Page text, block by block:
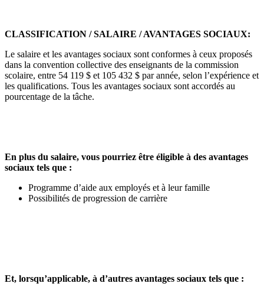
CLASSIFICATION / SALAIRE / AVANTAGES SOCIAUX:
Le salaire et les avantages sociaux sont conformes à ceux proposés
dans la convention collective des enseignants de la commission
scolaire, entre 54 119 $ et 105 432 $ par année, selon l’expérience et
les qualifications. Tous les avantages sociaux sont accordés au
pourcentage de la tâche.
En plus du salaire, vous pourriez être éligible à des avantages
sociaux tels que :
Programme d’aide aux employés et à leur famille
Possibilités de progression de carrière
Et, lorsqu’applicable, à d’autres avantages sociaux tels que :